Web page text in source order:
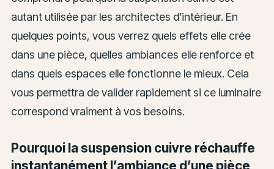
autant utilisée par les architectes d’intérieur. En
quelques points, vous verrez quels effets elle crée
dans une pièce, quelles ambiances elle renforce et
dans quels espaces elle fonctionne le mieux. Cela
vous permettra de valider rapidement si ce luminaire
correspond vraiment à vos besoins.
Pourquoi la suspension cuivre réchauffe
instantanément l’ambiance d’une pièce